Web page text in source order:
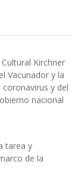
Kirchner
Vacunador y la
y del
nacional
tarea y
de la